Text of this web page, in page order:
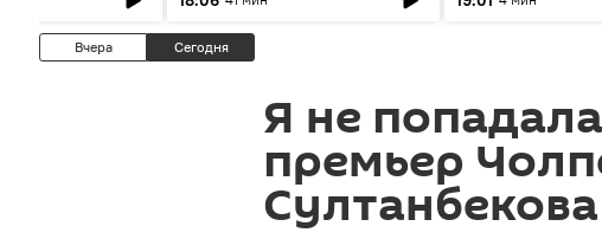
Вчера Сегодня
Я не
премьер
Султанбекова